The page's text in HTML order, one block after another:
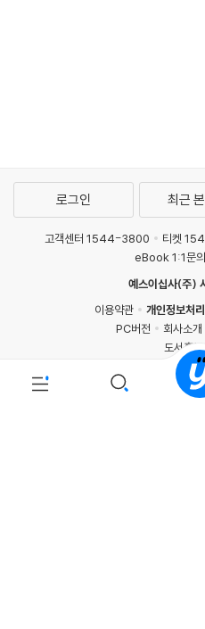
로그인 최근
고객센터 1544-3800 티켓
eBook 1:1문
예스이십사(주)
이용약관
개인정보처
PC버전
회사소개
도서홍보
Copyright © YES24
PYEVENTWEB4